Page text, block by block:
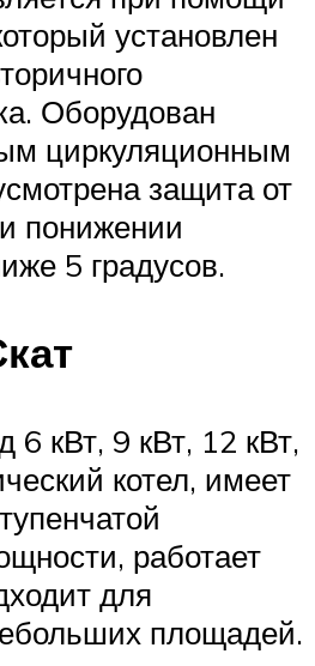
установлен
Оборудован
циркуляционным
защита от
понижении
5 градусов.
кВт, 9 кВт, 12 кВт,
котел, имеет
работает
для
площадей.